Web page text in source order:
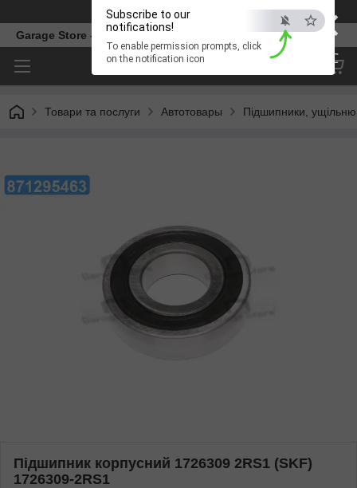
×
ESC
Subscribe to our
notifications!
To enable permission prompts, click
on the notification icon
Телефон
Garage Store – інтернет магазин автозапчастин.
Товари та послуги Автотовары Підшипники,
Підшипник корпусний 1726309 2RS1 (SKF)
1726309-2RS1